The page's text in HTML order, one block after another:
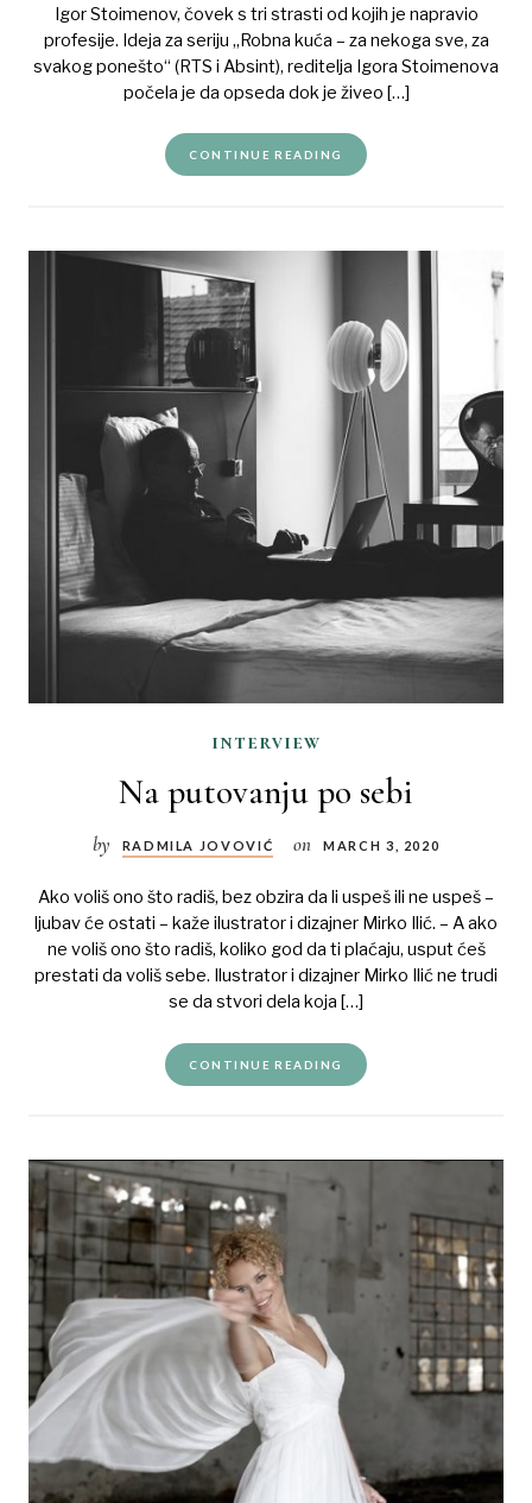
Igor Stoimenov, čovek s tri strasti od kojih je napravio
profesije. Ideja za seriju „Robna kuća – za nekoga sve, za
svakog ponešto“ (RTS i Absint), reditelja Igora Stoimenova
počela je da opseda dok je živeo […]
CONTINUE READING
interview
Na putovanju po sebi
by RADMILA JOVOVIĆ on MARCH 3, 2020
Ako voliš ono što radiš, bez obzira da li uspeš ili ne uspeš –
ljubav će ostati – kaže ilustrator i dizajner Mirko Ilić. – A ako
ne voliš ono što radiš, koliko god da ti plaćaju, usput ćeš
prestati da voliš sebe. Ilustrator i dizajner Mirko Ilić ne trudi
se da stvori dela koja […]
CONTINUE READING